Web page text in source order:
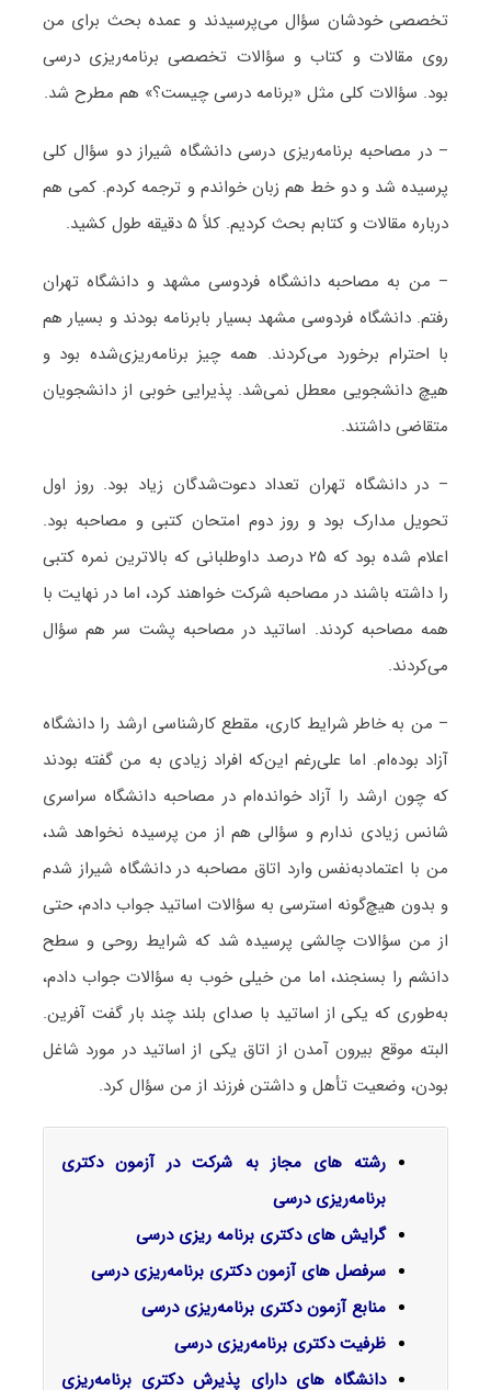
تخصصی خودشان سؤال می‌پرسیدند و عمده بحث برای من
روی مقالات و کتاب و سؤالات تخصصی برنامه‌ریزی درسی
بود. سؤالات کلی مثل «برنامه درسی چیست؟» هم مطرح شد.
– در مصاحبه برنامه‌ریزی درسی دانشگاه شیراز دو سؤال کلی
پرسیده شد و دو خط هم زبان خواندم و ترجمه کردم. کمی هم
درباره مقالات و کتابم بحث کردیم. کلاً ۵ دقیقه طول کشید.
– من به مصاحبه دانشگاه فردوسی مشهد و دانشگاه تهران
رفتم. دانشگاه فردوسی مشهد بسیار بابرنامه بودند و بسیار هم
با احترام برخورد می‌کردند. همه چیز برنامه‌ریزی‌شده بود و
هیچ دانشجویی معطل نمی‌شد. پذیرایی خوبی از دانشجویان
متقاضی داشتند.
– در دانشگاه تهران تعداد دعوت‌شدگان زیاد بود. روز اول
تحویل مدارک بود و روز دوم امتحان کتبی و مصاحبه بود.
اعلام شده بود که ۲۵ درصد داوطلبانی که بالاترین نمره کتبی
را داشته باشند در مصاحبه شرکت خواهند کرد، اما در نهایت با
همه مصاحبه کردند. اساتید در مصاحبه پشت سر هم سؤال
می‌کردند.
– من به خاطر شرایط کاری، مقطع کارشناسی ارشد را دانشگاه
آزاد بوده‌ام. اما علی‌رغم این‌که افراد زیادی به من گفته بودند
که چون ارشد را آزاد خوانده‌ام در مصاحبه دانشگاه سراسری
شانس زیادی ندارم و سؤالی هم از من پرسیده نخواهد شد،
من با اعتمادبه‌نفس وارد اتاق مصاحبه در دانشگاه شیراز شدم
و بدون هیچ‌گونه استرسی به سؤالات اساتید جواب دادم، حتی
از من سؤالات چالشی پرسیده شد که شرایط روحی و سطح
دانشم را بسنجند، اما من خیلی خوب به سؤالات جواب دادم،
به‌طوری که یکی از اساتید با صدای بلند چند بار گفت آفرین.
البته موقع بیرون آمدن از اتاق یکی از اساتید در مورد شاغل
بودن، وضعیت تأهل و داشتن فرزند از من سؤال کرد.
رشته های مجاز به شرکت در آزمون دکتری
برنامه‌ریزی درسی
گرایش های دکتری برنامه ریزی درسی
سرفصل‌ های آزمون دکتری برنامه‌ریزی درسی
منابع آزمون دکتری برنامه‌ریزی درسی
ظرفیت دکتری برنامه‌ریزی درسی
دانشگاه های دارای پذیرش دکتری برنامه‌ریزی